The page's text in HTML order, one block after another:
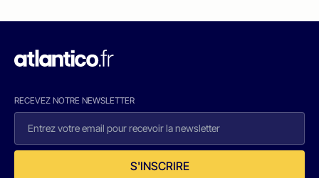
RECEVEZ NOTRE NEWSLETTER
S'INSCRIRE